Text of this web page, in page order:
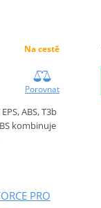
Na cestě
Porovnat
ABS, T3b
kombinuje
PRO